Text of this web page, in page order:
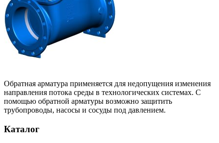
Обратная арматура применяется для недопущения изменения
направления потока среды в технологических системах. С
помощью обратной арматуры возможно защитить
трубопроводы, насосы и сосуды под давлением.
Каталог